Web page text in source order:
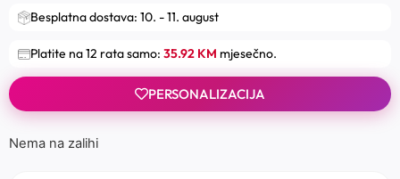
Besplatna dostava: 10. - 11. august
Platite na 12 rata samo: 35.92 KM mjesečno.
PERSONALIZACIJA
Nema na zalihi